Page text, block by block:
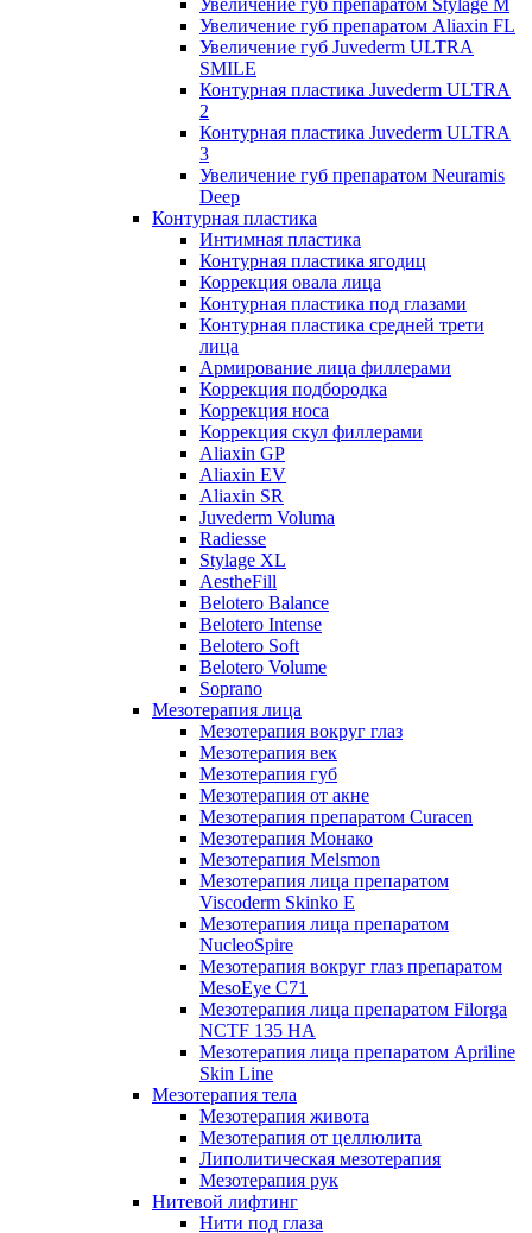
Увеличение губ препаратом Stylage M
Увеличение губ препаратом Aliaxin FL
Увеличение губ Juvederm ULTRA
SMILE
Контурная пластика Juvederm ULTRA
2
Контурная пластика Juvederm ULTRA
3
Увеличение губ препаратом Neuramis
Deep
Контурная пластика
Интимная пластика
Контурная пластика ягодиц
Коррекция овала лица
Контурная пластика под глазами
Контурная пластика средней трети
лица
Армирование лица филлерами
Коррекция подбородка
Коррекция носа
Коррекция скул филлерами
Aliaxin GP
Aliaxin EV
Aliaxin SR
Juvederm Voluma
Radiesse
Stylage XL
AestheFill
Belotero Balance
Belotero Intense
Belotero Soft
Belotero Volume
Soprano
Мезотерапия лица
Мезотерапия вокруг глаз
Мезотерапия век
Мезотерапия губ
Мезотерапия от акне
Мезотерапия препаратом Curacen
Мезотерапия Монако
Мезотерапия Melsmon
Мезотерапия лица препаратом
Viscoderm Skinko E
Мезотерапия лица препаратом
NucleoSpire
Мезотерапия вокруг глаз препаратом
MesoEye С71
Мезотерапия лица препаратом Filorga
NCTF 135 HA
Мезотерапия лица препаратом Apriline
Skin Line
Мезотерапия тела
Мезотерапия живота
Мезотерапия от целлюлита
Липолитическая мезотерапия
Мезотерапия рук
Нитевой лифтинг
Нити под глаза